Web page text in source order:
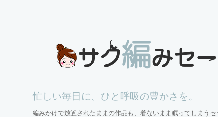
忙しい毎日に、ひと呼吸の豊かさを。
編みかけで放置されたままの作品も、着ないまま眠ってしまう